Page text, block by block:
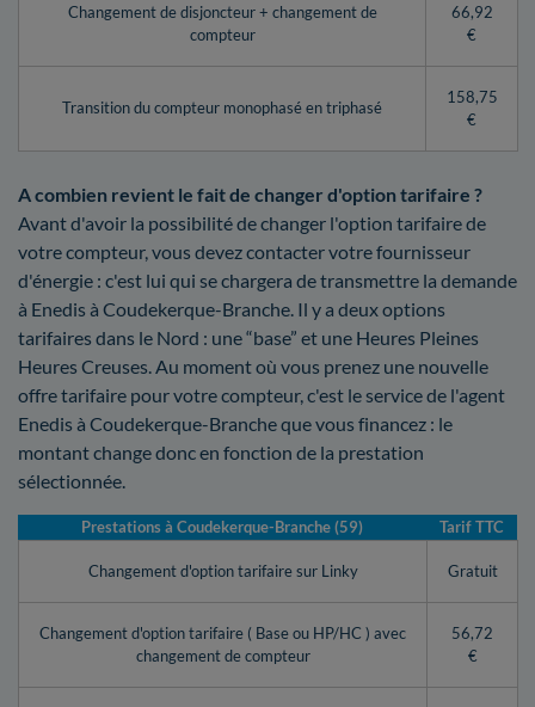
Changement de disjoncteur + changement de
compteur
66,92
€
Transition du compteur monophasé en triphasé
158,75
€
A combien revient le fait de changer d'option tarifaire ?
Avant d'avoir la possibilité de changer l'option tarifaire de
votre compteur, vous devez contacter votre fournisseur
d'énergie : c'est lui qui se chargera de transmettre la demande
à Enedis à Coudekerque-Branche. Il y a deux options
tarifaires dans le Nord : une “base” et une Heures Pleines
Heures Creuses. Au moment où vous prenez une nouvelle
offre tarifaire pour votre compteur, c'est le service de l'agent
Enedis à Coudekerque-Branche que vous financez : le
montant change donc en fonction de la prestation
sélectionnée.
Prestations à Coudekerque-Branche (59) Tarif TTC
Changement d'option tarifaire sur Linky Gratuit
Changement d'option tarifaire ( Base ou HP/HC ) avec
changement de compteur
56,72
€